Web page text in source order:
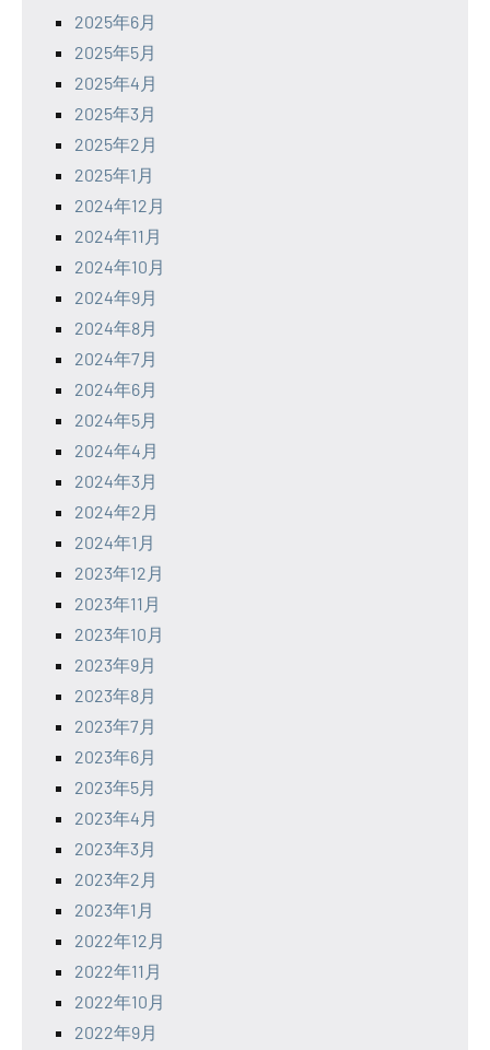
2025年6月
2025年5月
2025年4月
2025年3月
2025年2月
2025年1月
2024年12月
2024年11月
2024年10月
2024年9月
2024年8月
2024年7月
2024年6月
2024年5月
2024年4月
2024年3月
2024年2月
2024年1月
2023年12月
2023年11月
2023年10月
2023年9月
2023年8月
2023年7月
2023年6月
2023年5月
2023年4月
2023年3月
2023年2月
2023年1月
2022年12月
2022年11月
2022年10月
2022年9月